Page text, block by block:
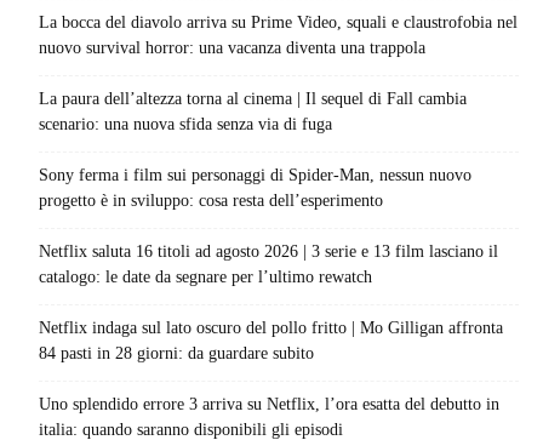
La bocca del diavolo arriva su Prime Video, squali e claustrofobia nel
nuovo survival horror: una vacanza diventa una trappola
La paura dell’altezza torna al cinema | Il sequel di Fall cambia
scenario: una nuova sfida senza via di fuga
Sony ferma i film sui personaggi di Spider-Man, nessun nuovo
progetto è in sviluppo: cosa resta dell’esperimento
Netflix saluta 16 titoli ad agosto 2026 | 3 serie e 13 film lasciano il
catalogo: le date da segnare per l’ultimo rewatch
Netflix indaga sul lato oscuro del pollo fritto | Mo Gilligan affronta
84 pasti in 28 giorni: da guardare subito
Uno splendido errore 3 arriva su Netflix, l’ora esatta del debutto in
italia: quando saranno disponibili gli episodi